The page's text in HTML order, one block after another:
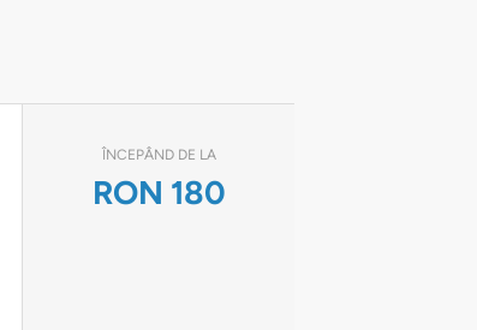
ÎNCEPÂND DE LA
RON 180